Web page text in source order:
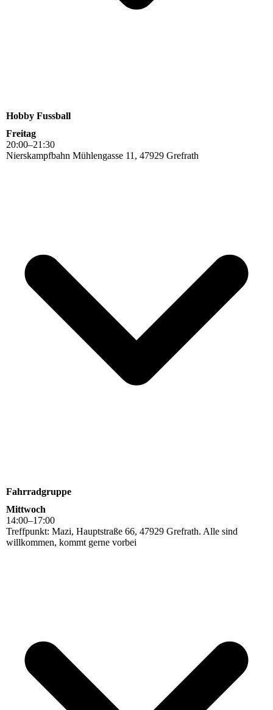
Hobby Fussball
Freitag
20:00–21 :30
Nierskampfbahn Mühlengasse 11, 47929 Grefrath
Fahrradgruppe
Mittwoch
14:00–17:00
Treffpunkt: Mazi, Hauptstraße 66, 47929 Grefrath. Alle sind
willkommen, kommt gerne vorbei